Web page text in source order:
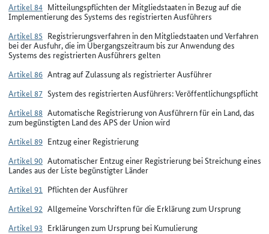
Artikel 84 Mitteilungspflichten der Mitgliedstaaten in Bezug auf die
Implementierung des Systems des registrierten Ausführers
Artikel 85 Registrierungsverfahren in den Mitgliedstaaten und Verfahren
bei der Ausfuhr, die im Übergangszeitraum bis zur Anwendung des
Systems des registrierten Ausführers gelten
Artikel 86 Antrag auf Zulassung als registrierter Ausführer
Artikel 87 System des registrierten Ausführers: Veröffentlichungspflicht
Artikel 88 Automatische Registrierung von Ausführern für ein Land, das
zum begünstigten Land des APS der Union wird
Artikel 89 Entzug einer Registrierung
Artikel 90 Automatischer Entzug einer Registrierung bei Streichung eines
Landes aus der Liste begünstigter Länder
Artikel 91 Pflichten der Ausführer
Artikel 92 Allgemeine Vorschriften für die Erklärung zum Ursprung
Artikel 93 Erklärungen zum Ursprung bei Kumulierung